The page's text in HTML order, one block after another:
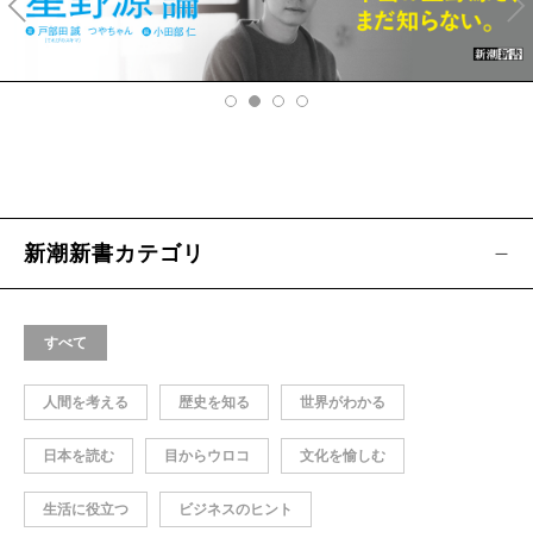
v
Ne
xt
新潮新書カテゴリ
すべて
人間を考える 歴史を知る 世界がわかる
日本を読む 目からウロコ 文化を愉しむ
生活に役立つ ビジネスのヒント